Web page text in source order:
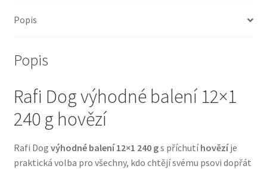
Škrabadla pro kočky
Veterinární dieta pro kočky
Vše pro psy — Krmivo, doplňky, vybavení
Boudy a výběhy
Popis
Popis
Rafi Dog výhodné balení 12×1
240 g hovězí
Rafi Dog výhodné balení 12×1 240 gs příchutíhovězíje
praktická volba pro všechny, kdo chtějí svému psovi dopřát